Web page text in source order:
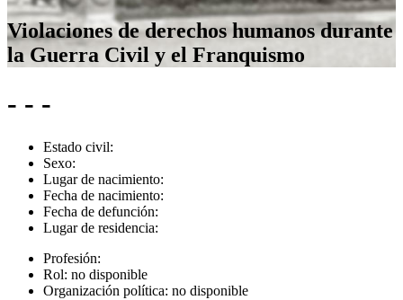
Violaciones de derechos humanos durante
la Guerra Civil y el Franquismo
- - -
Estado civil:
Sexo:
Lugar de nacimiento:
Fecha de nacimiento:
Fecha de defunción:
Lugar de residencia:
Profesión:
Rol: no disponible
Organización política: no disponible